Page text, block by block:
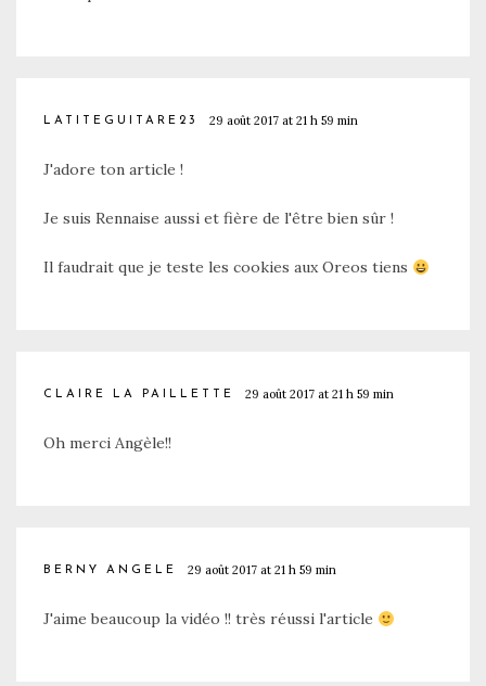
LATITEGUITARE23 29 août 2017 at 21 h 59 min
J'adore ton article !
Je suis Rennaise aussi et fière de l'être bien sûr !
Il faudrait que je teste les cookies aux Oreos tiens
CLAIRE LA PAILLETTE 29 août 2017 at 21 h 59 min
Oh merci Angèle!!
BERNY ANGELE 29 août 2017 at 21 h 59 min
J'aime beaucoup la vidéo !! très réussi l'article